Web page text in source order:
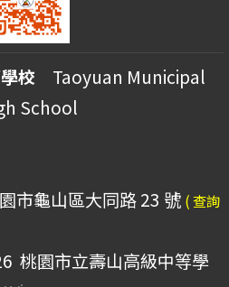
校 Taoyuan Municipal
School
市龜山區大同路 23 號 ( 查詢
桃園市立壽山高級中等學